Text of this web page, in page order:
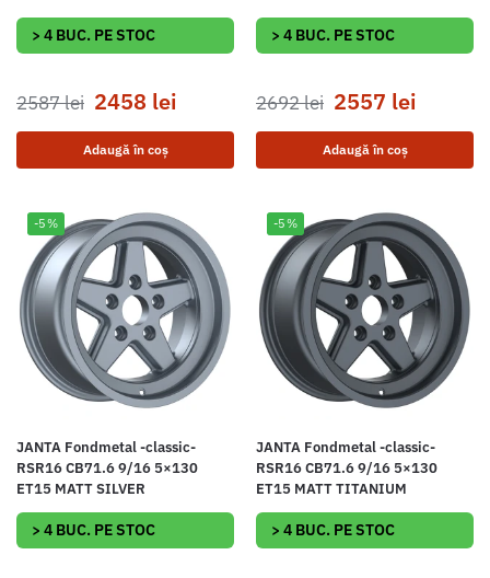
> 4 BUC. PE STOC
2587lei 2458 lei
Adaugă în coș
> 4 BUC. PE STOC
2692lei 2557 lei
Adaugă în coș
-5%
JANTA Fondmetal -classic-
RSR16 CB71.6 9/16 5×130
ET15 MATT SILVER
> 4 BUC. PE STOC
-5%
JANTA Fondmetal -classic-
RSR16 CB71.6 9/16 5×130
ET15 MATT TITANIUM
> 4 BUC. PE STOC